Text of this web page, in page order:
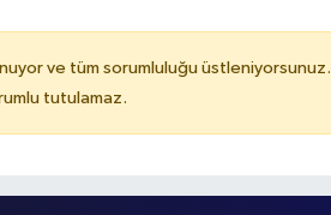
ve tüm sorumluluğu üstleniyorsunuz.
tutulamaz.